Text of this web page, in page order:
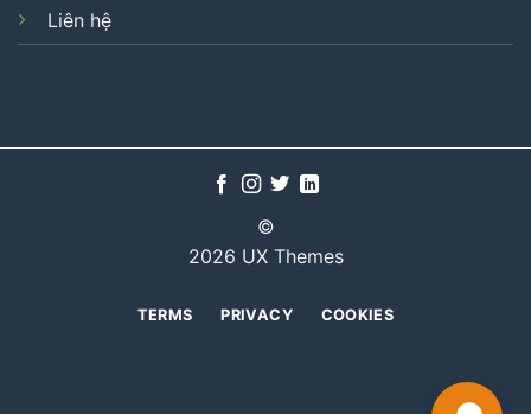
Liên hệ
©
2026 UX Themes
TERMS PRIVACY COOKIES